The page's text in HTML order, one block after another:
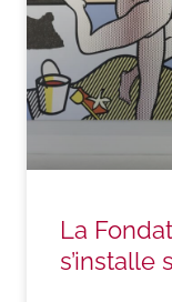
La
s’installe